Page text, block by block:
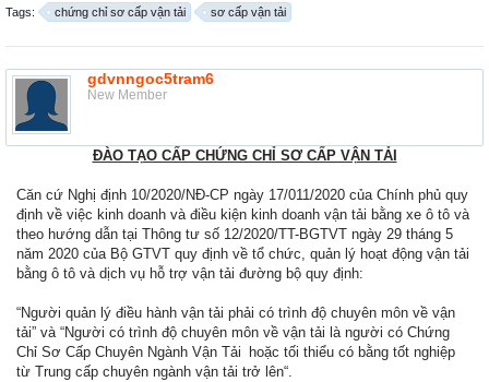
Tags: chứng chỉ sơ cấp vận tải sơ cấp vận tải
gdvnngoc5tram6
New Member
ĐÀO TẠO CẤP CHỨNG CHỈ SƠ CẤP VẬN TẢI
Căn cứ Nghị định 10/2020/NĐ-CP ngày 17/011/2020 của Chính phủ quy
định về việc kinh doanh và điều kiện kinh doanh vận tải bằng xe ô tô và
theo hướng dẫn tại Thông tư số 12/2020/TT-BGTVT ngày 29 tháng 5
năm 2020 của Bộ GTVT quy định về tổ chức, quản lý hoạt động vận tải
bằng ô tô và dịch vụ hỗ trợ vận tải đường bộ quy định:
“Người quản lý điều hành vận tải phải có trình độ chuyên môn về vận
tải” và “Người có trình độ chuyên môn về vận tải là người có Chứng
Chỉ Sơ Cấp Chuyên Ngành Vận Tải hoặc tối thiểu có bằng tốt nghiệp
từ Trung cấp chuyên ngành vận tải trở lên“.